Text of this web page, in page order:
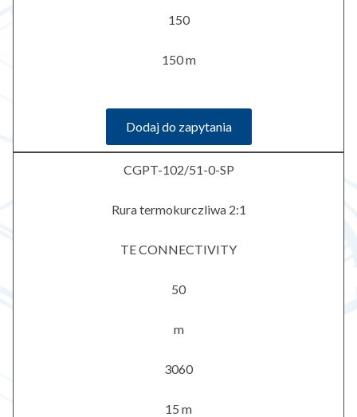
150
150 m
Dodaj do zapytania
CGPT-102/51-0-SP
Rura termokurczliwa 2:1
TE CONNECTIVITY
50
m
3060
15 m